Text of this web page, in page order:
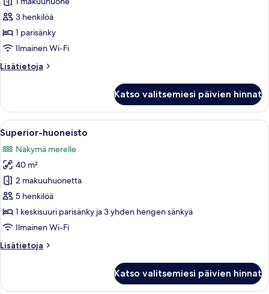
yhden
hengen
sänkyä
kuvat3 henkilöä
1 parisänky
Ilmainen Wi-Fi
Lisätietoja
Lisätietoja
Katso valitsemiesi päivien hinnat
Avaa
kaikki
huonetyypin
Superior-
huoneisto
kuvat
Tilava olohuone, jossa on sininen
10
Superior-huoneisto
Näkymä merelle
40 m²
2 makuuhuonetta
5 henkilöä
1 keskisuuri parisänky ja 3 yhden hengen sänkyä
Ilmainen Wi-Fi
Lisätietoja
Lisätietoja
Katso valitsemiesi päivien hinnat